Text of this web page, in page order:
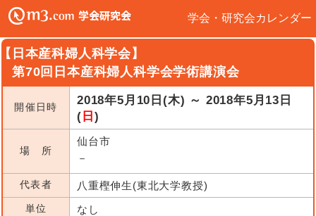
学会・研究会カレンダー
日本産科婦人科学会】
第70回日本産科婦人科学会学術講演会
開催日時
2018年5月10日(木) ～ 2018年5月13日
( 日 )
場 所
仙台市
－
代表者 八重樫伸生(東北大学教授)
単位 なし